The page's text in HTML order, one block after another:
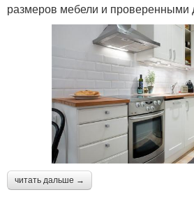
размеров мебели и проверенными
читать дальше →